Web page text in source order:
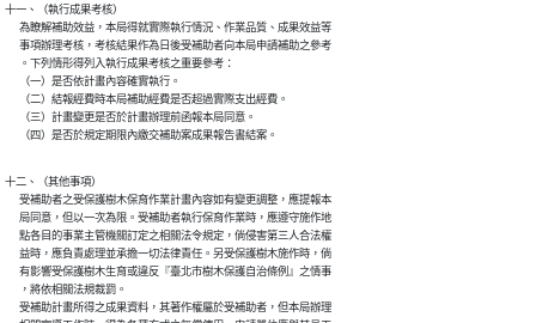
十一、（執行成果考核）
      為瞭解補助效益，本局得就實際執行情況、作業品質、成果效益等
      事項辦理考核，考核結果作為日後受補助者向本局申請補助之參考
      。下列情形得列入執行成果考核之重要參考：
      （一）是否依計畫內容確實執行。
      （二）結報經費時本局補助經費是否超過實際支出經費。
      （三）計畫變更是否於計畫辦理前函報本局同意。
      （四）是否於規定期限內繳交補助案成果報告書結案。
十二、（其他事項）
      受補助者之受保護樹木保育作業計畫內容如有變更調整，應提報本
      局同意，但以一次為限。受補助者執行保育作業時，應遵守施作地
      點各目的事業主管機關訂定之相關法令規定，倘侵害第三人合法權
      益時，應負責處理並承擔一切法律責任。另受保護樹木施作時，倘
      有影響受保護樹木生育或違反『臺北市樹木保護自治條例』之情事
      ，將依相關法規裁罰。
      受補助計畫所得之成果資料，其著作權屬於受補助者，但本局辦理